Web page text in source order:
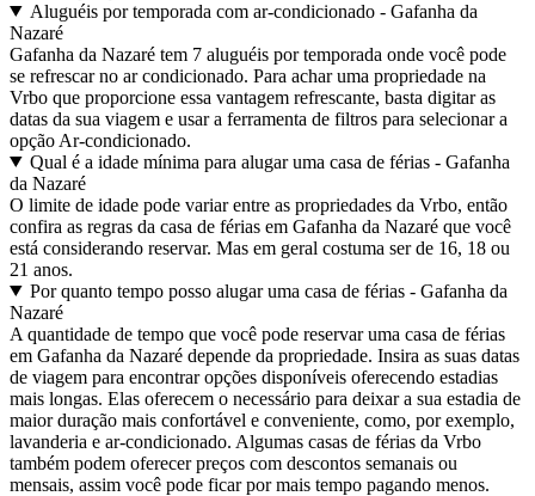
Aluguéis por temporada com ar-condicionado - Gafanha da
Nazaré
Gafanha da Nazaré tem 7 aluguéis por temporada onde você pode
se refrescar no ar condicionado. Para achar uma propriedade na
Vrbo que proporcione essa vantagem refrescante, basta digitar as
datas da sua viagem e usar a ferramenta de filtros para selecionar a
opção Ar-condicionado.
Qual é a idade mínima para alugar uma casa de férias - Gafanha
da Nazaré
O limite de idade pode variar entre as propriedades da Vrbo, então
confira as regras da casa de férias em Gafanha da Nazaré que você
está considerando reservar. Mas em geral costuma ser de 16, 18 ou
21 anos.
Por quanto tempo posso alugar uma casa de férias - Gafanha da
Nazaré
A quantidade de tempo que você pode reservar uma casa de férias
em Gafanha da Nazaré depende da propriedade. Insira as suas datas
de viagem para encontrar opções disponíveis oferecendo estadias
mais longas. Elas oferecem o necessário para deixar a sua estadia de
maior duração mais confortável e conveniente, como, por exemplo,
lavanderia e ar-condicionado. Algumas casas de férias da Vrbo
também podem oferecer preços com descontos semanais ou
mensais, assim você pode ficar por mais tempo pagando menos.